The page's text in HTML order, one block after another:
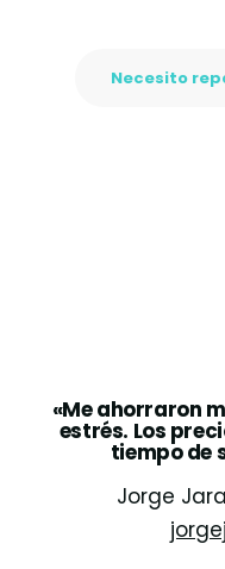
Necesito
«Me ahorraron
estrés. Los
tiempo de
Jorge